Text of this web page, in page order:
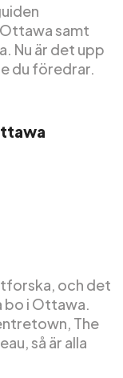
samt
Nu är det upp
du föredrar.
och det
bo i Ottawa.
The
så är alla